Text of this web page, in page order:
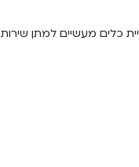
כלים מעשיים למתן שירות